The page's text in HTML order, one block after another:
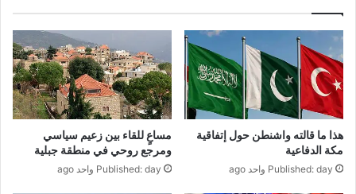
هذا ما قالته واشنطن حول إتفاقية
مكة الدفاعية
Published: day واحد ago
مساعٍ للقاء بين زعيم سياسي
ومرجع روحي في منطقة جبلية
Published: day واحد ago